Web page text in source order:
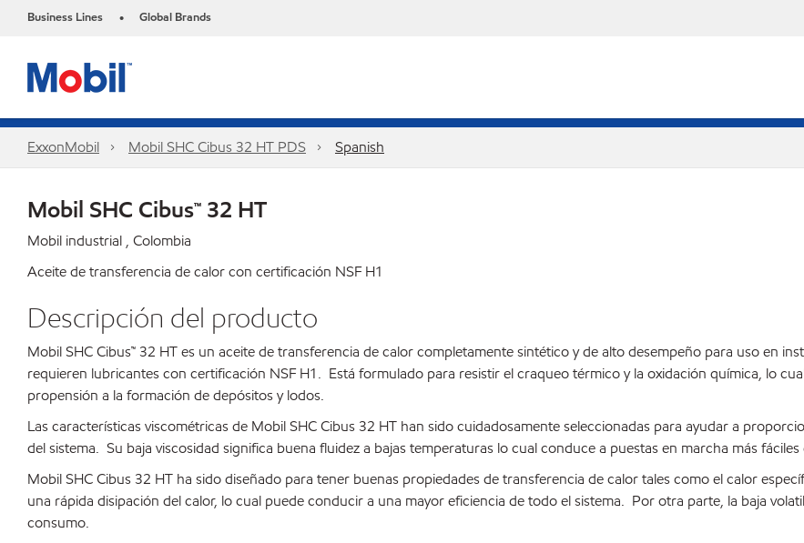
Business Lines • Global Brands
ExxonMobil Mobil SHC Cibus 32 HT PDS Spanish
Mobil SHC Cibus™ 32 HT
Mobil industrial , Colombia
Aceite de transferencia de calor con certificación NSF H1
Descripción del producto
Mobil SHC Cibus™ 32 HT es un aceite de transferencia de calor completamente sintético y de alto desempeño para uso en
requieren lubricantes con certificación NSF H1. Está formulado para resistir el craqueo térmico y la oxidación química, lo
propensión a la formación de depósitos y lodos.
Las características viscométricas de Mobil SHC Cibus 32 HT han sido cuidadosamente seleccionadas para ayudar a
del sistema. Su baja viscosidad significa buena fluidez a bajas temperaturas lo cual conduce a puestas en marcha más
Mobil SHC Cibus 32 HT ha sido diseñado para tener buenas propiedades de transferencia de calor tales como el calor
una rápida disipación del calor, lo cual puede conducir a una mayor eficiencia de todo el sistema. Por otra parte, la baja
consumo.